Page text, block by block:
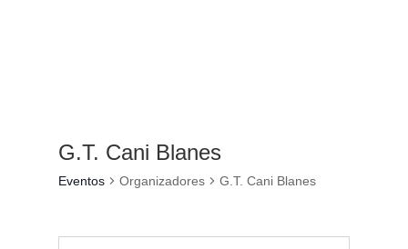
G.T. Cani Blanes
Eventos Organizadores G.T. Cani Blanes